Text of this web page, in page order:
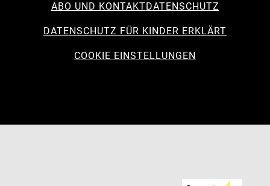
ABO UND KONTAKTDATENSCHUTZ
DATENSCHUTZ FÜR KINDER ERKLÄRT
COOKIE EINSTELLUNGEN